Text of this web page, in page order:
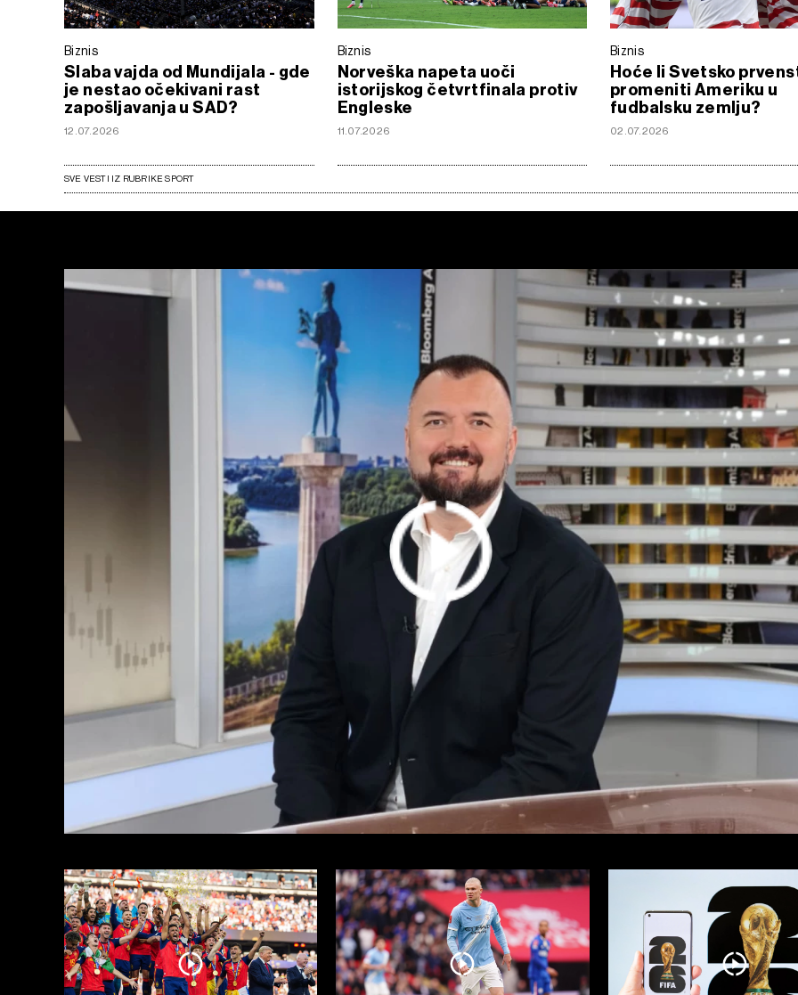
Biznis
Slaba vajda od Mundijala - gde
je nestao očekivani rast
zapošljavanja u SAD?
12.07.2026
Biznis
Norveška napeta uoči
istorijskog četvrtfinala protiv
Engleske
11.07.2026
Biznis
Hoće li Svetsko
promeniti Ameriku u
fudbalsku zemlju?
02.07.2026
SVE VESTI IZ RUBRIKE SPORT